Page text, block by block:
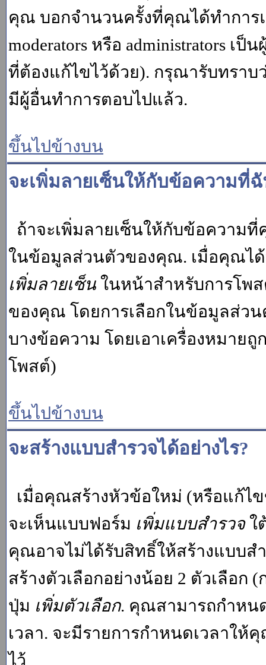
คุณ บอกจำนวนครั้งที่คุณได้ทำการ
moderators หรือ administrators เ
ที่ต้องแก้ไขไว้ด้วย). กรุณารับทรา
มีผู้อื่นทำการตอบไปแล้ว.
ขึ้นไปข้างบน
จะเพิ่มลายเซ็นให้กับข้อความที่
ถ้าจะเพิ่มลายเซ็นให้กับข้อความ
ในข้อมูลส่วนตัวของคุณ. เมื่อคุณไ
เพิ่มลายเซ็น ในหน้าสำหรับการโพ
ของคุณ โดยการเลือกในข้อมูลส่ว
บางข้อความ โดยเอาเครื่องหมาย
โพสต์)
ขึ้นไปข้างบน
จะสร้างแบบสำรวจได้อย่างไร?
เมื่อคุณสร้างหัวข้อใหม่ (หรือแก้
จะเห็นแบบฟอร์ม เพิ่มแบบสำรวจใ
คุณอาจไม่ได้รับสิทธิ์ให้สร้างแบบส
สร้างตัวเลือกอย่างน้อย 2 ตัวเลือก
ปุ่ม เพิ่มตัวเลือก. คุณสามารถกำหน
เวลา. จะมีรายการกำหนดเวลาให้
ไว้